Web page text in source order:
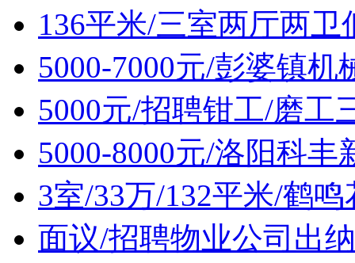
136平米/三室两厅两卫
5000-7000元/彭婆镇
5000元/招聘钳工/磨工
5000-8000元/洛阳科
3室/33万/132平米/鹤
面议/招聘物业公司出纳